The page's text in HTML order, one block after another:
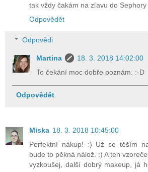
tak vždy čakám na zľavu do Sephory
Odpovědět
Odpovědi
Martina
18. 3. 2018 14:02:00
To čekání moc dobře poznám. :-D
Odpovědět
Miska 18. 3. 2018 10:45:00
Perfektní nákup! :) Už se těším
bude to pěkná nálož. :) A ten
vyzkoušej, další dobrý makeup, já